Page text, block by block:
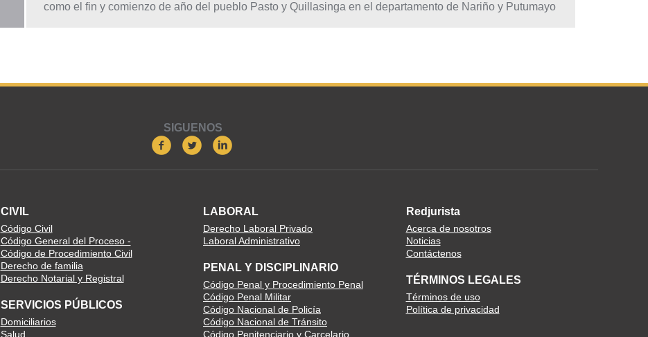
como el fin y comienzo de año del pueblo Pasto y Quillasinga en el departamento de Nariño y Putumayo
SIGUENOS
CIVIL
Código Civil
Código General del Proceso -
Código de Procedimiento Civil
Derecho de familia
Derecho Notarial y Registral
SERVICIOS PÚBLICOS
Domiciliarios
Salud
LABORAL
Derecho Laboral Privado
Laboral Administrativo
PENAL Y DISCIPLINARIO
Código Penal y Procedimiento Penal
Código Penal Militar
Código Nacional de Policía
Código Nacional de Tránsito
Código Penitenciario y Carcelario
Redjurista
Acerca de nosotros
Noticias
Contáctenos
TÉRMINOS LEGALES
Términos de uso
Política de privacidad